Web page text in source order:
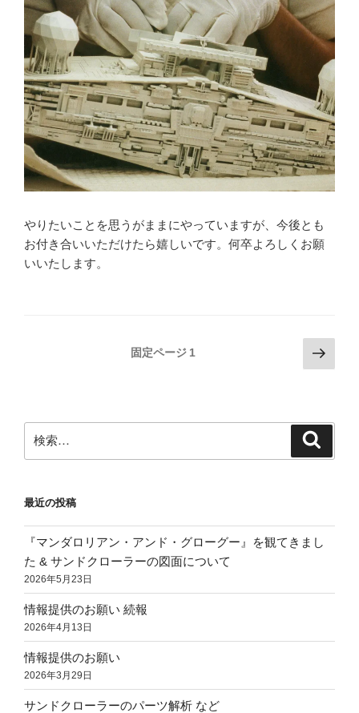
やりたいことを思うがままにやっていますが、今後とも
お付き合いいただけたら嬉しいです。何卒よろしくお願
いいたします。
ー
ジ
り
固定ページ 1
次
の
ジ
索:
最近の投稿
『マンダロリアン・アンド・グローグー』を観てきまし
た & サンドクローラーの図面について
2026年5月23日
情報提供のお願い 続報
2026年4月13日
情報提供のお願い
2026年3月29日
サンドクローラーのパーツ解析 など